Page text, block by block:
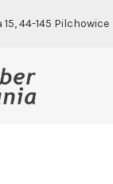
15, 44-145 Pilchowice